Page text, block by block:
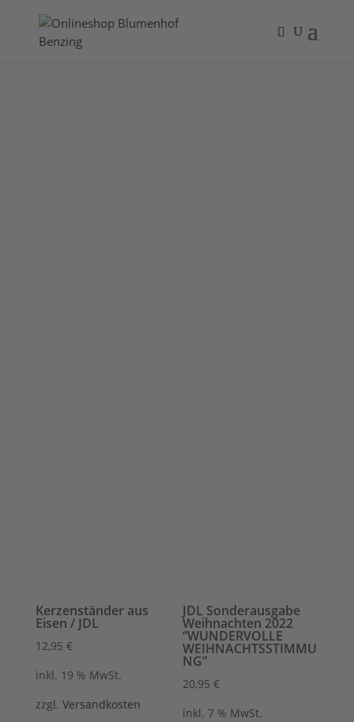
Kerzenständer aus
Eisen / JDL
12,95 €
inkl. 19 % MwSt.
zzgl. Versandkosten
JDL Sonderausgabe
Weihnachten 2022
“WUNDERVOLLE
WEIHNACHTSSTIMMU
NG”
20,95€
inkl. 7 % MwSt.